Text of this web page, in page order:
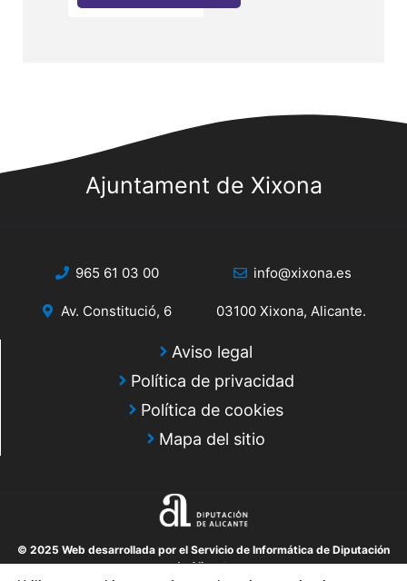
Ajuntament de Xixona
965 61 03 00 info@xixona.es
Av. Constitució, 6 03100 Xixona, Alicante.
Aviso legal
Política de privacidad
Política de cookies
Mapa del sitio
© 2025 Web desarrollada por el Servicio de Informática de Diputación
de Alicante